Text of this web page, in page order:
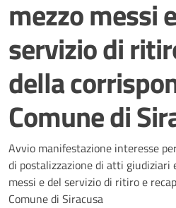
mezzo messi
servizio di
della
Comune di
Dettagli della
Avvio manifestazione interesse
di postalizzazione di atti giudiziari
messi e del servizio di ritiro e
Comune di Siracusa